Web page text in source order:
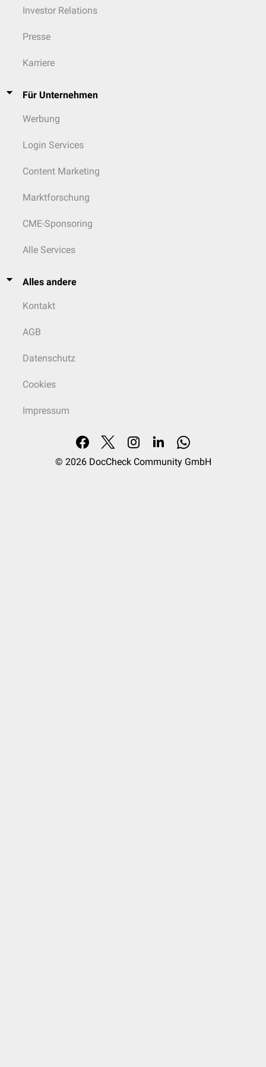
Investor Relations
Presse
Karriere
Für Unternehmen
Werbung
Login Services
Content Marketing
Marktforschung
CME-Sponsoring
Alle Services
Alles andere
Kontakt
AGB
Datenschutz
Cookies
Impressum
© 2026 DocCheck Community GmbH